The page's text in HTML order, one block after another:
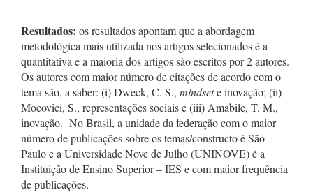
Resultados: os resultados apontam que a abordagem
metodológica mais utilizada nos artigos selecionados é a
quantitativa e a maioria dos artigos são escritos por 2 autores.
Os autores com maior número de citações de acordo com o
tema são, a saber: (i) Dweck, C. S., mindsete inovação; (ii)
Mocovici, S., representações sociais e (iii) Amabile, T. M.,
inovação. No Brasil, a unidade da federação com o maior
número de publicações sobre os temas/constructo é São
Paulo e a Universidade Nove de Julho (UNINOVE) é a
Instituição de Ensino Superior – IES e com maior frequência
de publicações.